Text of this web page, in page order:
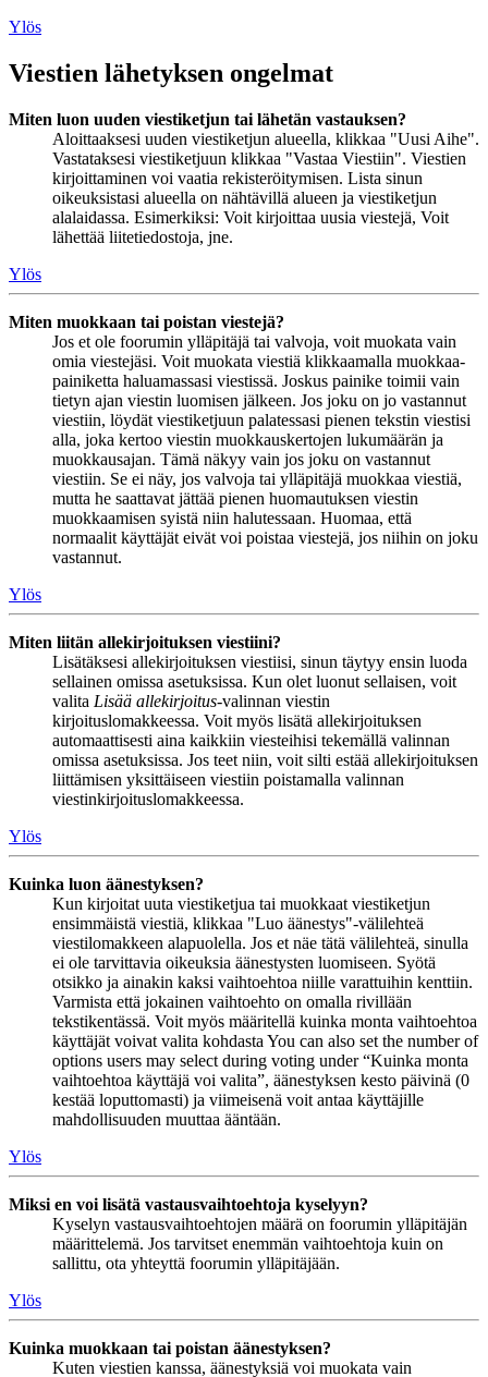
Ylös
Viestien lähetyksen ongelmat
Miten luon uuden viestiketjun tai lähetän vastauksen?
Aloittaaksesi uuden viestiketjun alueella, klikkaa "Uusi Aihe".
Vastataksesi viestiketjuun klikkaa "Vastaa Viestiin". Viestien
kirjoittaminen voi vaatia rekisteröitymisen. Lista sinun
oikeuksistasi alueella on nähtävillä alueen ja viestiketjun
alalaidassa. Esimerkiksi: Voit kirjoittaa uusia viestejä, Voit
lähettää liitetiedostoja, jne.
Ylös
Miten muokkaan tai poistan viestejä?
Jos et ole foorumin ylläpitäjä tai valvoja, voit muokata vain
omia viestejäsi. Voit muokata viestiä klikkaamalla muokkaa-
painiketta haluamassasi viestissä. Joskus painike toimii vain
tietyn ajan viestin luomisen jälkeen. Jos joku on jo vastannut
viestiin, löydät viestiketjuun palatessasi pienen tekstin viestisi
alla, joka kertoo viestin muokkauskertojen lukumäärän ja
muokkausajan. Tämä näkyy vain jos joku on vastannut
viestiin. Se ei näy, jos valvoja tai ylläpitäjä muokkaa viestiä,
mutta he saattavat jättää pienen huomautuksen viestin
muokkaamisen syistä niin halutessaan. Huomaa, että
normaalit käyttäjät eivät voi poistaa viestejä, jos niihin on joku
vastannut.
Ylös
Miten liitän allekirjoituksen viestiini?
Lisätäksesi allekirjoituksen viestiisi, sinun täytyy ensin luoda
sellainen omissa asetuksissa. Kun olet luonut sellaisen, voit
valita Lisää allekirjoitus-valinnan viestin
kirjoituslomakkeessa. Voit myös lisätä allekirjoituksen
automaattisesti aina kaikkiin viesteihisi tekemällä valinnan
omissa asetuksissa. Jos teet niin, voit silti estää allekirjoituksen
liittämisen yksittäiseen viestiin poistamalla valinnan
viestinkirjoituslomakkeessa.
Ylös
Kuinka luon äänestyksen?
Kun kirjoitat uuta viestiketjua tai muokkaat viestiketjun
ensimmäistä viestiä, klikkaa "Luo äänestys"-välilehteä
viestilomakkeen alapuolella. Jos et näe tätä välilehteä, sinulla
ei ole tarvittavia oikeuksia äänestysten luomiseen. Syötä
otsikko ja ainakin kaksi vaihtoehtoa niille varattuihin kenttiin.
Varmista että jokainen vaihtoehto on omalla rivillään
tekstikentässä. Voit myös määritellä kuinka monta vaihtoehtoa
käyttäjät voivat valita kohdasta You can also set the number of
options users may select during voting under “Kuinka monta
vaihtoehtoa käyttäjä voi valita”, äänestyksen kesto päivinä (0
kestää loputtomasti) ja viimeisenä voit antaa käyttäjille
mahdollisuuden muuttaa ääntään.
Ylös
Miksi en voi lisätä vastausvaihtoehtoja kyselyyn?
Kyselyn vastausvaihtoehtojen määrä on foorumin ylläpitäjän
määrittelemä. Jos tarvitset enemmän vaihtoehtoja kuin on
sallittu, ota yhteyttä foorumin ylläpitäjään.
Ylös
Kuinka muokkaan tai poistan äänestyksen?
Kuten viestien kanssa, äänestyksiä voi muokata vain